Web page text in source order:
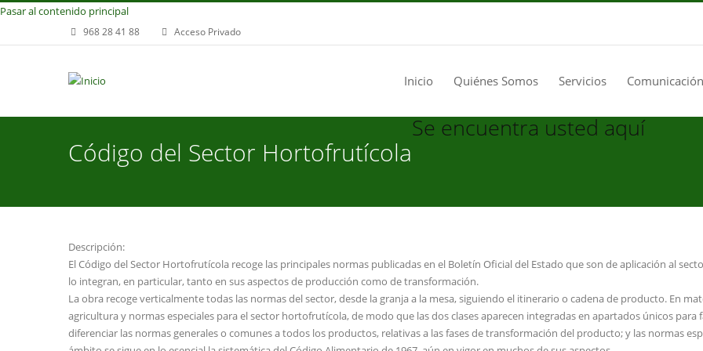
Pasar al contenido principal
968 28 41 88 Acceso Privado
Inicio Quiénes Somos Servicios
Código del Sector Hortofrutícola
Se encuentra usted aquí
Descripción:
El Código del Sector Hortofrutícola recoge las principales normas publicadas en el Boletín Oficial del Estado que son de aplicación al
lo integran, en particular, tanto en sus aspectos de producción como de transformación.
La obra recoge verticalmente todas las normas del sector, desde la granja a la mesa, siguiendo el itinerario o cadena de producto. En
agricultura y normas especiales para el sector hortofrutícola, de modo que las dos clases aparecen integradas en apartados únicos
diferenciar las normas generales o comunes a todos los productos, relativas a las fases de transformación del producto; y las normas